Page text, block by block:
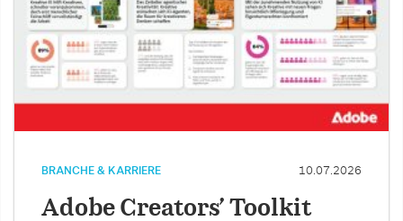
BRANCHE & KARRIERE 10.07.2026
Adobe Creators’ Toolkit